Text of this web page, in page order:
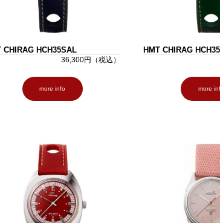
CHIRAG HCH35SAL
36,300円（税込）
more info
HMT CHIRAG
more